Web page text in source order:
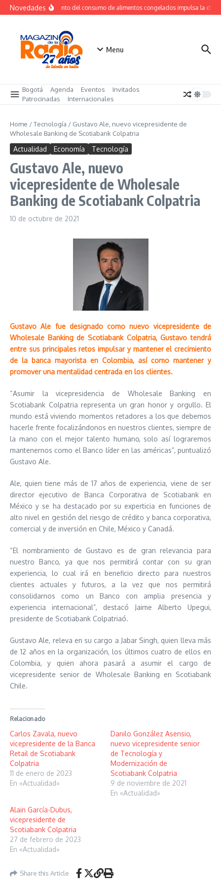
Saltar al contenido
NovedadesCrecimiento del consumo de alimentos congelados impulsa la
Menu
Bogotá Agenda Eventos
Invitados
Patrocinadas
Internacionales
Home /Tecnología / Gustavo Ale, nuevo vicepresidente de
Wholesale Banking de Scotiabank Colpatria
Actualidad Economía Tecnología
Gustavo Ale, nuevo
vicepresidente de Wholesale
Banking de Scotiabank Colpatria
10 de octubre de 2021
Gustavo Ale fue designado como nuevo vicepresidente de
Wholesale Banking de Scotiabank Colpatria, Gustavo tendrá
entre sus principales retos impulsar y mantener el crecimiento
de la banca mayorista en Colombia, así como mantener y
promover una mentalidad centrada en los clientes.
“Asumir la vicepresidencia de Wholesale Banking en
Scotiabank Colpatria representa un gran honor y orgullo. El
mundo está viviendo momentos retadores a los que debemos
hacerle frente focalizándonos en nuestros clientes, siempre de
la mano con el mejor talento humano, solo así lograremos
mantenernos como el Banco líder en las américas”, puntualizó
Gustavo Ale.
Ale, quien tiene más de 17 años de experiencia, viene de ser
director ejecutivo de Banca Corporativa de Scotiabank en
México y se ha destacado por su experticia en funciones de
alto nivel en gestión del riesgo de crédito y banca corporativa,
comercial y de inversión en Chile, México y Canadá.
“El nombramiento de Gustavo es de gran relevancia para
nuestro Banco, ya que nos permitirá contar con su gran
experiencia, lo cual irá en beneficio directo para nuestros
clientes actuales y futuros, a la vez que nos permitirá
consolidarnos como un Banco con amplia presencia y
experiencia internacional”, destacó Jaime Alberto Upegui,
presidente de Scotiabank Colpatriaó.
Gustavo Ale, releva en su cargo a Jabar Singh, quien lleva más
de 12 años en la organización, los últimos cuatro de ellos en
Colombia, y quien ahora pasará a asumir el cargo de
vicepresidente senior de Wholesale Banking en Scotiabank
Chile.
Relacionado
Carlos Zavala, nuevo
vicepresidente de la Banca
Retail de Scotiabank
Colpatria
11 de enero de 2023
En «Actualidad»
Danilo González Asensio,
nuevo vicepresidente senior
de Tecnología y
Modernización de
Scotiabank Colpatria
9 de noviembre de 2021
En «Actualidad»
Alain García-Dubus,
vicepresidente de
Scotiabank Colpatria
27 de febrero de 2023
En «Actualidad»
Share this Article